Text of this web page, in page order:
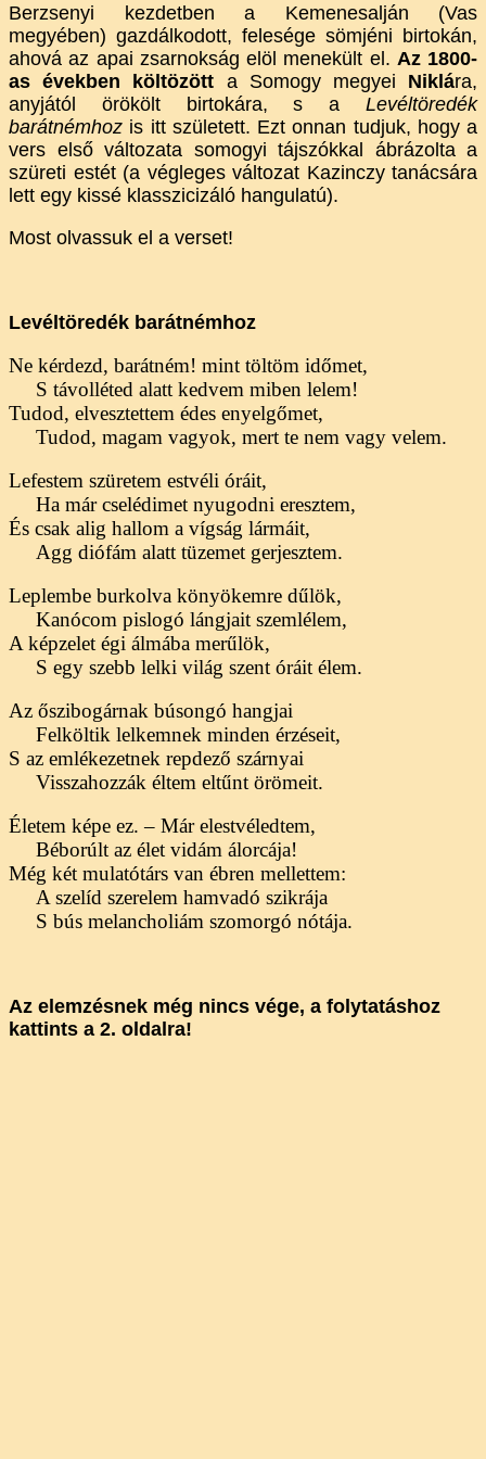
Berzsenyi kezdetben a Kemenesalján (Vas
megyében) gazdálkodott, felesége sömjéni birtokán,
ahová az apai zsarnokság elöl menekült el. Az 1800-
as években költözött a Somogy megyei Niklára,
anyjától örökölt birtokára, s a Levéltöredék
barátnémhoz is itt született. Ezt onnan tudjuk, hogy a
vers első változata somogyi tájszókkal ábrázolta a
szüreti estét (a végleges változat Kazinczy tanácsára
lett egy kissé klasszicizáló hangulatú).
Most olvassuk el a verset!
Levéltöredék barátnémhoz
Ne kérdezd, barátném! mint töltöm időmet,
S távolléted alatt kedvem miben lelem!
Tudod, elvesztettem édes enyelgőmet,
Tudod, magam vagyok, mert te nem vagy velem.
Lefestem szüretem estvéli óráit,
Ha már cselédimet nyugodni eresztem,
És csak alig hallom a vígság lármáit,
Agg diófám alatt tüzemet gerjesztem.
Leplembe burkolva könyökemre dűlök,
Kanócom pislogó lángjait szemlélem,
A képzelet égi álmába merűlök,
S egy szebb lelki világ szent óráit élem.
Az őszibogárnak búsongó hangjai
Felköltik lelkemnek minden érzéseit,
S az emlékezetnek repdező szárnyai
Visszahozzák éltem eltűnt örömeit.
Életem képe ez. – Már elestvéledtem,
Béborúlt az élet vidám álorcája!
Még két mulatótárs van ébren mellettem:
A szelíd szerelem hamvadó szikrája
S bús melancholiám szomorgó nótája.
Az elemzésnek még nincs vége, a folytatáshoz
kattints a 2. oldalra!